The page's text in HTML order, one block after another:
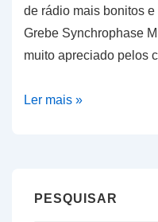
de rádio mais bonitos
Grebe Synchrophase
muito apreciado pelos
Recetor
Ler mais »
PESQUISAR